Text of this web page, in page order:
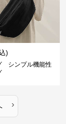
)
シンプル機能性
›